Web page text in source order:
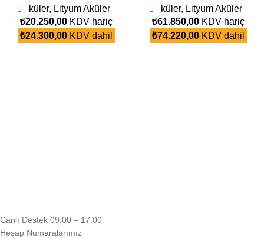
Aküler, Lityum Aküler
₺20.250,00KDV hariç
₺24.300,00KDV dahil
Aküler, Lityum Aküler
₺61.850,00KDV hariç
₺74.220,00KDV dahil
Canlı Destek 09:00 – 17.00
Hesap Numaralarımız